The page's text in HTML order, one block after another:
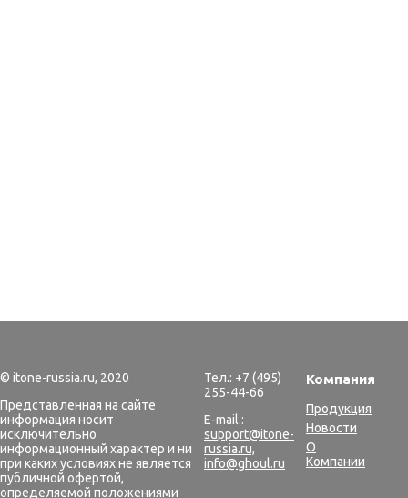
© itone-russia.ru, 2020
Представленная на сайте
информация носит
исключительно
информационный характер и ни
при каких условиях не является
публичной офертой,
определяемой положениями
Тел.: +7 (495)
255-44-66
E-mail.:
support@itone-
russia.ru,
info@ghoul.ru
Компания
Продукция
Новости
О
Компании